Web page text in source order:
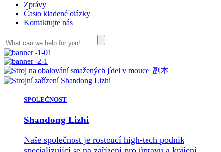
Zprávy
Často kladené otázky
Kontaktujte nás
SPOLEČNOST
Shandong Lizhi
Naše společnost je rostoucí high-tech podnik